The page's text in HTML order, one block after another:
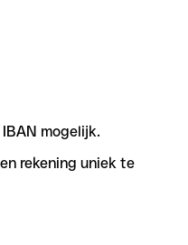
mogelijk.
rekening uniek te